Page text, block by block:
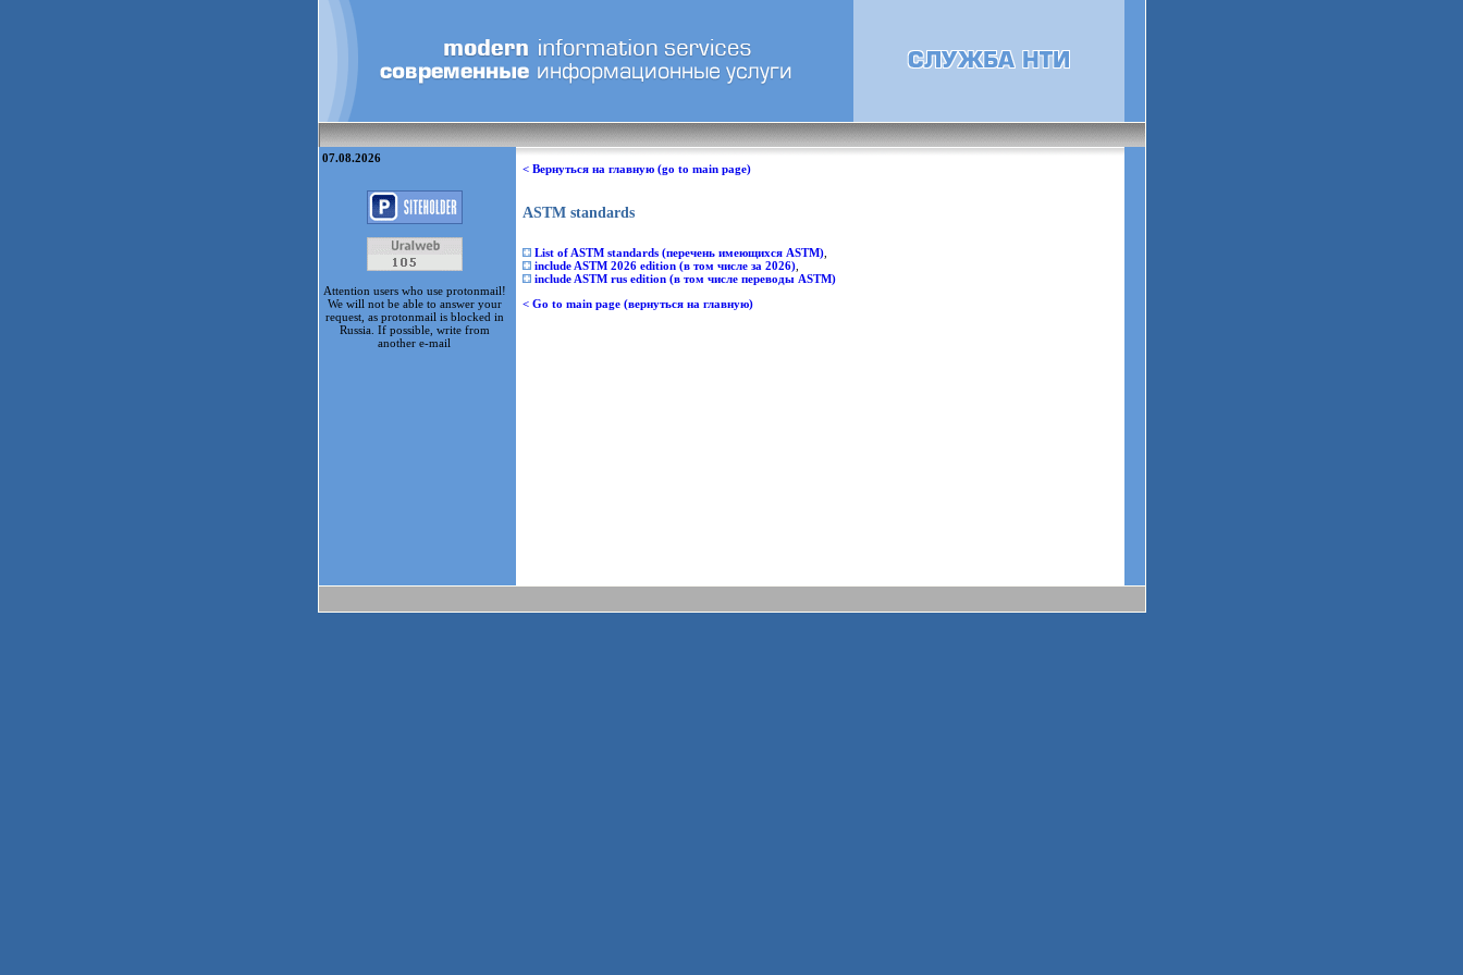
07.08.2026
Attention users who use protonmail!
We will not be able to answer your
request, as protonmail is blocked in
Russia. If possible, write from
another e-mail
< Вернуться на главную (go to main page)
ASTM standards
List of ASTM standards (перечень имеющихся ASTM),
include ASTM 2026 edition (в том числе за 2026),
include ASTM rus edition (в том числе переводы ASTM)
< Go to main page (вернуться на главную)